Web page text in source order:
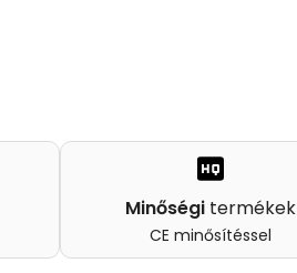
Minőségi termékek
CE minősítéssel